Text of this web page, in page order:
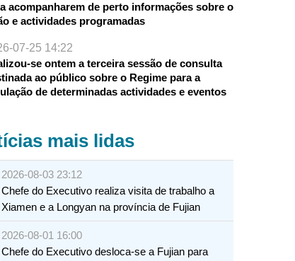
acompanharem de perto informações sobre o
e actividades programadas
07-25 14:22
se ontem a terceira sessão de consulta
ao público sobre o Regime para a
de determinadas actividades e eventos
mais lidas
2026-08-03 23:12
Chefe do Executivo realiza visita de trabalho a
Xiamen e a Longyan na província de Fujian
2026-08-01 16:00
Chefe do Executivo desloca-se a Fujian para